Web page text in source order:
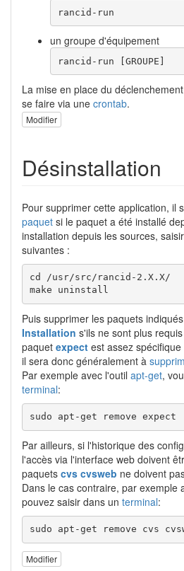
rancid-run
un groupe d'équipement
rancid-run [GROUPE]
La mise en place du
se faire via une crontab.
Modifier
Désinstallation
Pour supprimer cette application, il
paquet si le paquet a été installé
installation depuis les sources,
suivantes :
cd /usr/src/rancid-2.X.X/
make uninstall
Puis supprimer les paquets
Installation s'ils ne sont plus
paquet expect est assez
il sera donc généralement à
Par exemple avec l'outil apt-get,
terminal:
sudo apt-get remove expect
Par ailleurs, si l'historique des
l'accès via l'interface web doivent
paquets cvs cvsweb ne doivent
Dans le cas contraire, par exemple
pouvez saisir dans un terminal:
sudo apt-get remove cvs
Modifier